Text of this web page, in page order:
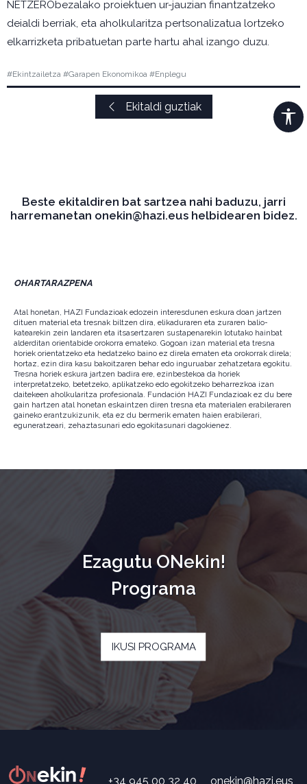
NETZERObezalako proiektuen ur-jauzian finantzatzeko
deialdi berriak, eta aholkularitza pertsonalizatua lortzeko
elkarrizketa pribatuetan parte hartu ahal izango duzu.
#Ekintzailetza #Garapen Ekonomikoa #Enplegu
Ekitaldi guztiak
Beste ekitaldiren bat sartzea nahi baduzu, jarri
harremanetan onekin@hazi.eus helbidearen bidez.
OHARTARAZPENA
Atal honetan, HAZI Fundazioak edozein interesdunen eskura doan jartzen
dituen material eta tresnak biltzen dira, elikaduraren eta zuraren balio-
katearekin zein landaren eta itsasertzaren sustapenarekin lotutako hainbat
alderditan orientabide orokorra emateko. Gogoan izan material eta tresna
horiek orientatzeko eta hedatzeko baino ez direla ematen eta orokorrak direla;
hortaz, ezin dira kasu bakoitzaren behar edo inguruabar zehatzetara egokitu.
Tresna horiek eskura jartzen badira ere, ezinbestekoa da horiek
interpretatzeko, betetzeko, aplikatzeko edo egokitzeko beharrezkoa izan
daitekeen aholkularitza profesionala. Fundación HAZI Fundazioak ez du bere
gain hartzen atal honetan eskaintzen diren tresna eta materialen erabileraren
gaineko erantzukizunik, eta ez du bermerik ematen haien erabilerari,
eguneratzeari, zehaztasunari edo egokitasunari dagokienez.
Ezagutu ONekin!
Programa
IKUSI PROGRAMA
+34 945 00 32 40 onekin@hazi.eus